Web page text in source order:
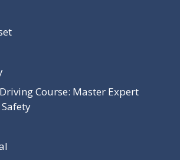
Course: Master Expert